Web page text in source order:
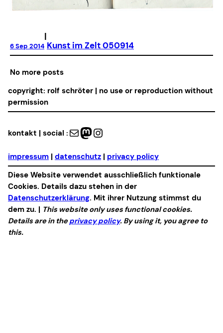
6 Sep 2014
|
Kunst im Zelt 050914
No more posts
copyright: rolf schröter | no use or reproduction without
permission
kontakt | social : Mail Mastodon Instagram
impressum | datenschutz | privacy policy
Diese Website verwendet ausschließlich funktionale
Cookies. Details dazu stehen in der
Datenschutzerklärung. Mit ihrer Nutzung stimmst du
dem zu. | This website only uses functional cookies.
Details are in theprivacy policy. By using it, you agree to
this.